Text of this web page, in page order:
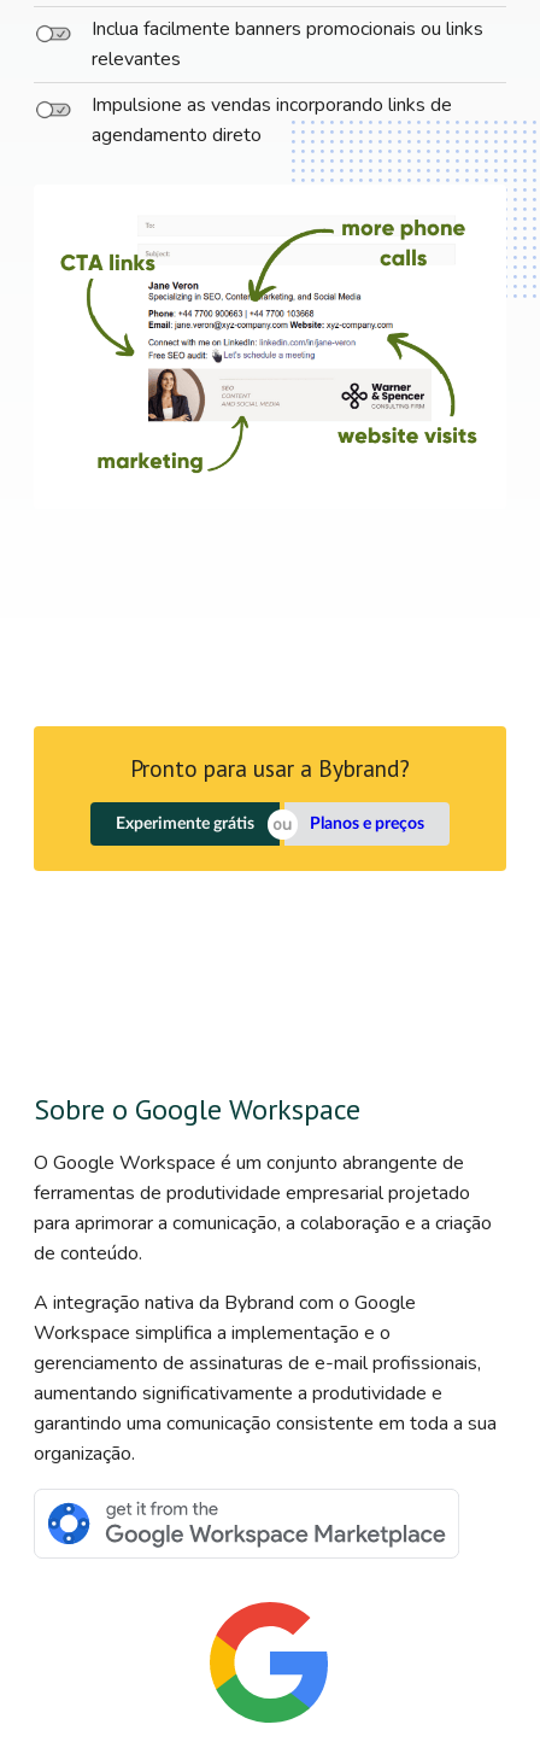
Inclua facilmente banners promocionais ou links
relevantes
Impulsione as vendas incorporando links de
agendamento direto
Pronto para usar a Bybrand?
Experimente grátis Planos e preços
Sobre o Google Workspace
O Google Workspace é um conjunto abrangente de
ferramentas de produtividade empresarial projetado
para aprimorar a comunicação, a colaboração e a criação
de conteúdo.
A integração nativa da Bybrand com o Google
Workspace simplifica a implementação e o
gerenciamento de assinaturas de e-mail profissionais,
aumentando significativamente a produtividade e
garantindo uma comunicação consistente em toda a sua
organização.